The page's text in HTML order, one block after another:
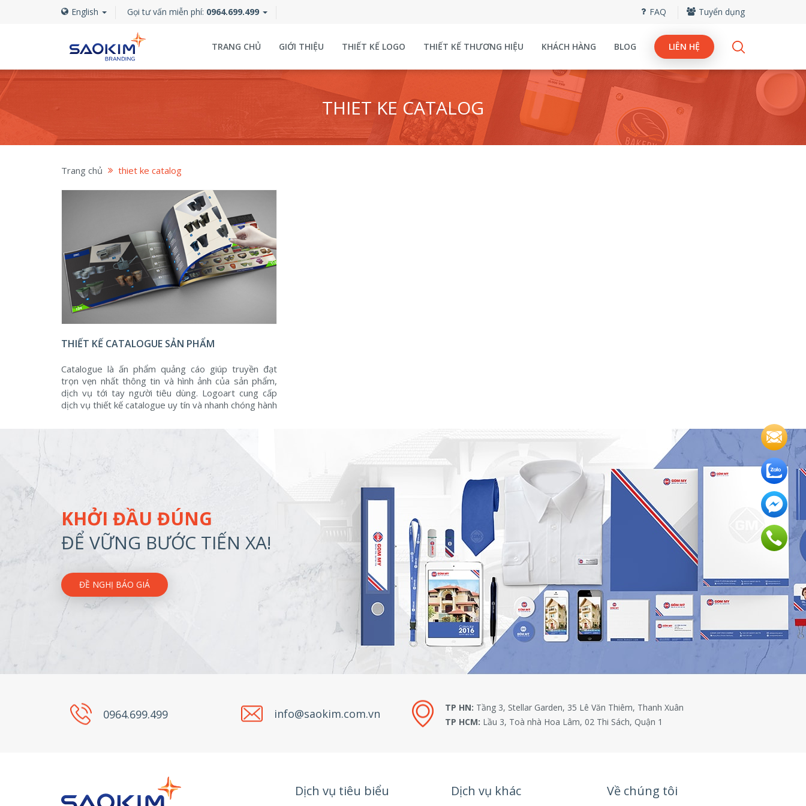
English Gọi tư vấn miễn phí: 0964.699.499 FAQ Tuyển dụng
TRANG CHỦ GIỚI THIỆU THIẾT KẾ LOGO THIẾT KẾ THƯƠNG HIỆU KHÁCH HÀNG BLOG LIÊN HỆ
THIET KE CATALOG
Trang chủ thiet ke catalog
THIẾT KẾ CATALOGUE SẢN PHẨM
Catalogue là ấn phẩm quảng cáo giúp truyền đạt
trọn vẹn nhất thông tin và hình ảnh của sản phẩm,
dịch vụ tới tay người tiêu dùng. Logoart cung cấp
dịch vụ thiết kế catalogue uy tín và nhanh chóng hành
KHỞI ĐẦU ĐÚNG
ĐỂ VỮNG BƯỚC TIẾN XA!
ĐỀ NGHỊ BÁO GIÁ
TP HN: Tầng 3, Stellar Garden, 35 Lê Văn Thiêm, Thanh Xuân
TP HCM: Lầu 3, Toà nhà Hoa Lâm, 02 Thi Sách, Quận 1
0964.699.499 info@saokim.com.vn
Dịch vụ tiêu biểu Dịch vụ khác Về chúng tôi